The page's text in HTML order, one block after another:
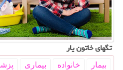
تگهای خاتون یار
بیمار خانواده بیماری